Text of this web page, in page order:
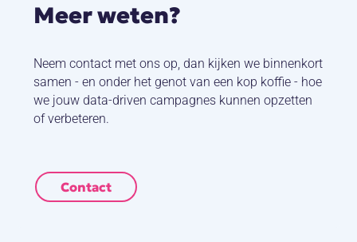
Meer weten?
Neem contact met ons op, dan kijken we binnenkort
samen - en onder het genot van een kop koffie - hoe
we jouw data-driven campagnes kunnen opzetten
of verbeteren.
Contact